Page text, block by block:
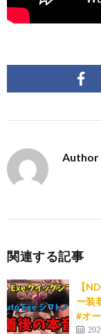
Author
関連する記事
【
ー装
#オ